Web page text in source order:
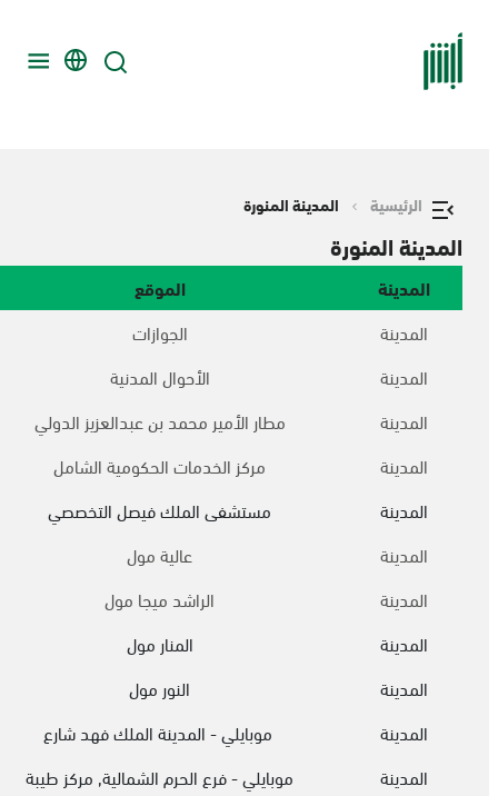
الرئيسية المدينة المنورة
المدينة المنورة
المدينة
الموقع
المدينة
الجوازات
المدينة
الأحوال المدنية
المدينة
مطار الأمير محمد بن عبدالعزيز الدولي
المدينة
مركز الخدمات الحكومية الشامل
المدينة
مستشفى الملك فيصل التخصصي
المدينة
عالية مول
المدينة
الراشد ميجا مول
المدينة
المنار مول
المدينة
النور مول
المدينة
موبايلي - المدينة الملك فهد شارع
المدينة
موبايلي - فرع الحرم الشمالية, مركز طيبة